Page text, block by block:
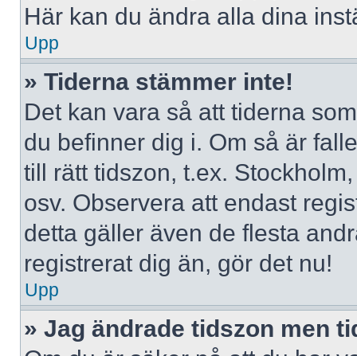
Här kan du ändra alla dina
Upp
» Tiderna stämmer inte!
Det kan vara så att tiderna
du befinner dig i. Om så är
till rätt tidszon, t.ex.
osv. Observera att endast
detta gäller även de flesta
registrerat dig än, gör det nu!
Upp
» Jag ändrade tidszon men